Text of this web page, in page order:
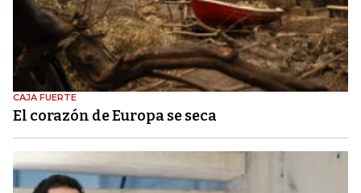
CAJA FUERTE
El corazón de Europa se seca